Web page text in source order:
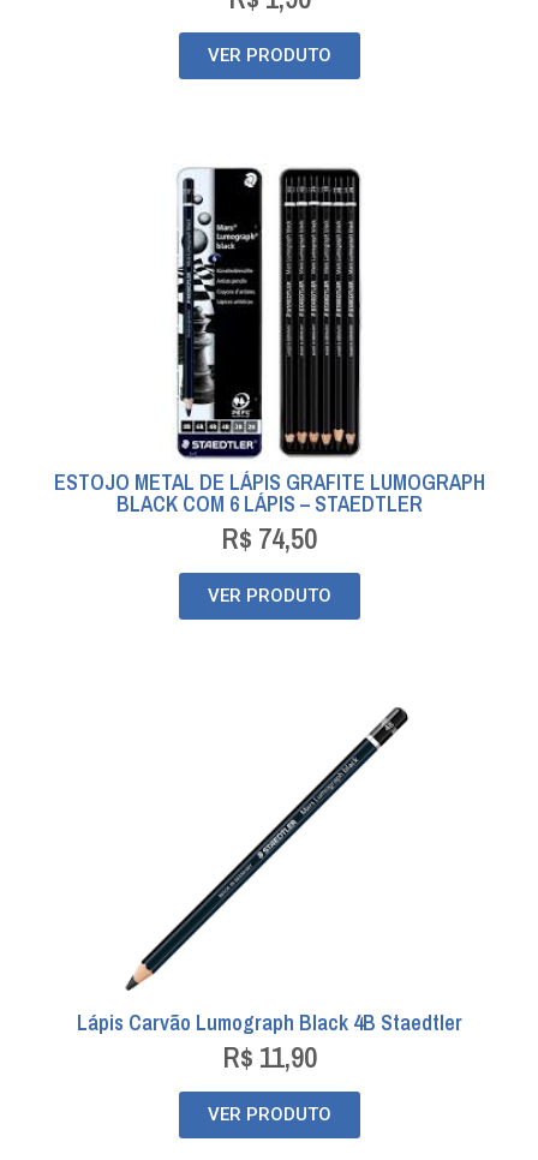
VER PRODUTO
ESTOJO METAL DE LÁPIS GRAFITE LUMOGRAPH
BLACK COM 6 LÁPIS – STAEDTLER
R$ 74,50
VER PRODUTO
Lápis Carvão Lumograph Black 4B Staedtler
R$ 11,90
VER PRODUTO